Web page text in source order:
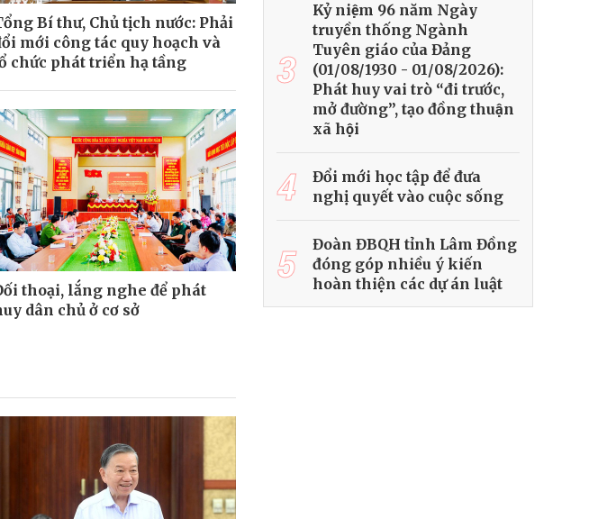
Bí thư, Chủ tịch nước: Phải
mới công tác quy hoạch và
chức phát triển hạ tầng
thoại, lắng nghe để phát
dân chủ ở cơ sở
3
Kỷ niệm 96 năm Ngày
truyền thống Ngành
Tuyên giáo của Đảng
(01/08/1930 - 01/08/2026):
Phát huy vai trò “đi trước,
mở đường”, tạo đồng thuận
xã hội
4
Đổi mới học tập để đưa
nghị quyết vào cuộc sống
5
Đoàn ĐBQH tỉnh Lâm Đồng
đóng góp nhiều ý kiến
hoàn thiện các dự án luật